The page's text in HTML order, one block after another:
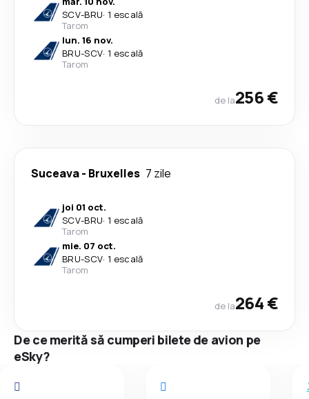
SCV-BRU· 1 escală
Tarom
lun. 16 nov.
BRU-SCV· 1 escală
Tarom
de la256 €
Suceava- Bruxelles 7 zile
joi 01 oct.
SCV-BRU· 1 escală
Tarom
mie. 07 oct.
BRU-SCV· 1 escală
Tarom
de la264 €
De ce merită să cumperi bilete de avion pe
eSky?